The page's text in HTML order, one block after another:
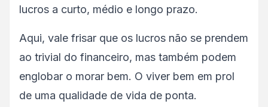
lucros a curto, médio e longo prazo.
Aqui, vale frisar que os lucros não se prendem
ao trivial do financeiro, mas também podem
englobar o morar bem. O viver bem em prol
de uma qualidade de vida de ponta.